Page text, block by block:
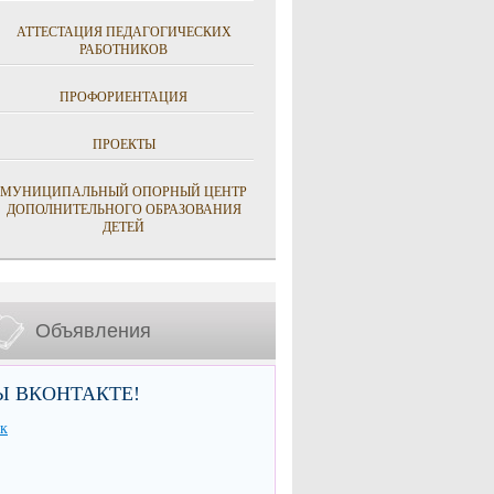
АТТЕСТАЦИЯ ПЕДАГОГИЧЕСКИХ
РАБОТНИКОВ
ПРОФОРИЕНТАЦИЯ
ПРОЕКТЫ
МУНИЦИПАЛЬНЫЙ ОПОРНЫЙ ЦЕНТР
ДОПОЛНИТЕЛЬНОГО ОБРАЗОВАНИЯ
ДЕТЕЙ
Объявления
ВКОНТАКТЕ!